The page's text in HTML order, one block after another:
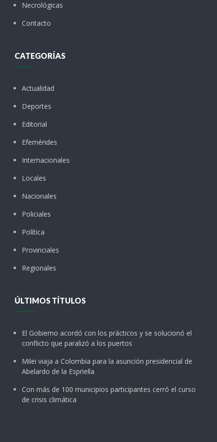
Necrológicas
Contacto
CATEGORÍAS
Actualidad
Deportes
Editorial
Efemérides
Internacionales
Locales
Nacionales
Policiales
Política
Provinciales
Regionales
ÚLTIMOS TÍTULOS
El Gobierno acordó con los prácticos y se solucionó el
conflicto que paralizó a los puertos
Milei viaja a Colombia para la asunción presidencial de
Abelardo de la Espriella
Con más de 100 municipios participantes cerró el curso
de crisis climática